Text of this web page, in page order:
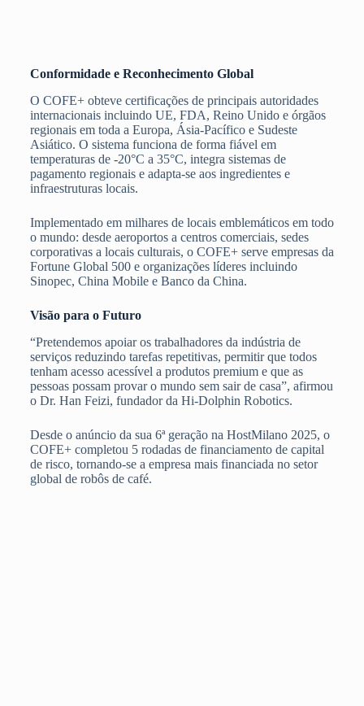
Conformidade e Reconhecimento Global
O COFE+ obteve certificações de principais autoridades
internacionais incluindo UE, FDA, Reino Unido e órgãos
regionais em toda a Europa, Ásia-Pacífico e Sudeste
Asiático. O sistema funciona de forma fiável em
temperaturas de -20°C a 35°C, integra sistemas de
pagamento regionais e adapta-se aos ingredientes e
infraestruturas locais.
Implementado em milhares de locais emblemáticos em todo
o mundo: desde aeroportos a centros comerciais, sedes
corporativas a locais culturais, o COFE+ serve empresas da
Fortune Global 500 e organizações líderes incluindo
Sinopec, China Mobile e Banco da China.
Visão para o Futuro
“Pretendemos apoiar os trabalhadores da indústria de
serviços reduzindo tarefas repetitivas, permitir que todos
tenham acesso acessível a produtos premium e que as
pessoas possam provar o mundo sem sair de casa”, afirmou
o Dr. Han Feizi, fundador da Hi-Dolphin Robotics.
Desde o anúncio da sua 6ª geração na HostMilano 2025, o
COFE+ completou 5 rodadas de financiamento de capital
de risco, tornando-se a empresa mais financiada no setor
global de robôs de café.